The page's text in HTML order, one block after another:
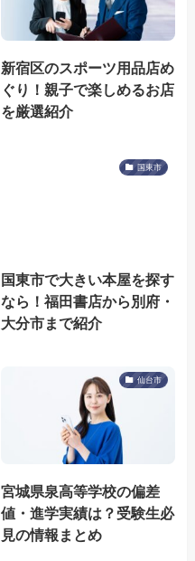
新宿区のスポーツ用品店め
ぐり！親子で楽しめるお店
を厳選紹介
国東市
国東市で大きい本屋を探す
なら！福田書店から別府・
大分市まで紹介
仙台市
宮城県泉高等学校の偏差
値・進学実績は？受験生必
見の情報まとめ